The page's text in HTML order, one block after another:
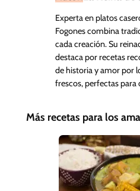
Experta en platos
Fogones combina
cada creación. Su
destaca por recetas
de historia y amor por
frescos, perfectas
Más recetas para los